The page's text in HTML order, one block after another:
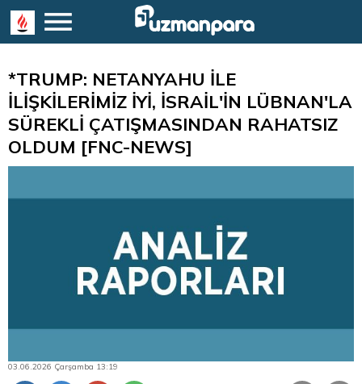
*TRUMP: NETANYAHU İLE
İLİŞKİLERİMİZ İYİ, İSRAİL'İN LÜBNAN'LA
SÜREKLİ ÇATIŞMASINDAN RAHATSIZ
OLDUM [FNC-NEWS]
03.06.2026 Çarşamba 13:19